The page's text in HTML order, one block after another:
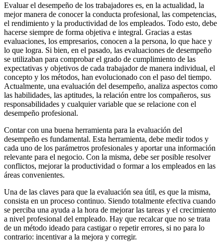
Evaluar el desempeño de los trabajadores es, en la actualidad, la
mejor manera de conocer la conducta profesional, las competencias,
el rendimiento y la productividad de los empleados. Todo esto, debe
hacerse siempre de forma objetiva e integral. Gracias a estas
evaluaciones, los empresarios, conocen a la persona, lo que hace y
lo que logra. Si bien, en el pasado, las evaluaciones de desempeño
se utilizaban para comprobar el grado de cumplimiento de las
expectativas y objetivos de cada trabajador de manera individual, el
concepto y los métodos, han evolucionado con el paso del tiempo.
Actualmente, una evaluación del desempeño, analiza aspectos como
las habilidades, las aptitudes, la relación entre los compañeros, sus
responsabilidades y cualquier variable que se relacione con el
desempeño profesional.
Contar con una buena herramienta para la evaluación del
desempeño es fundamental. Esta herramienta, debe medir todos y
cada uno de los parámetros profesionales y aportar una información
relevante para el negocio. Con la misma, debe ser posible resolver
conflictos, mejorar la productividad o formar a los empleados en las
áreas convenientes.
Una de las claves para que la evaluación sea útil, es que la misma,
consista en un proceso continuo. Siendo totalmente efectiva cuando
se perciba una ayuda a la hora de mejorar las tareas y el crecimiento
a nivel profesional del empleado. Hay que recalcar que no se trata
de un método ideado para castigar o repetir errores, si no para lo
contrario: incentivar a la mejora y corregir.